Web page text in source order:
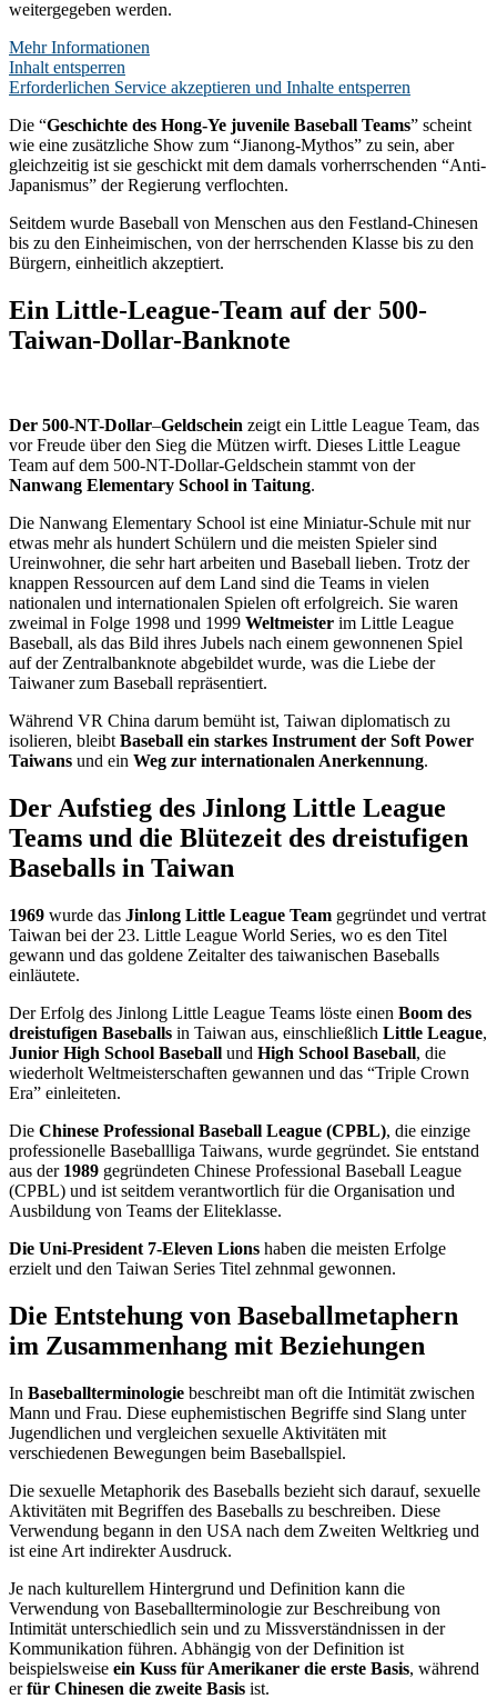
weitergegeben werden.
Mehr Informationen
Inhalt entsperren
Erforderlichen Service akzeptieren und Inhalte entsperren
Die “Geschichte des Hong-Ye juvenile Baseball Teams” scheint
wie eine zusätzliche Show zum “Jianong-Mythos” zu sein, aber
gleichzeitig ist sie geschickt mit dem damals vorherrschenden “Anti-
Japanismus” der Regierung verflochten.
Seitdem wurde Baseball von Menschen aus den Festland-Chinesen
bis zu den Einheimischen, von der herrschenden Klasse bis zu den
Bürgern, einheitlich akzeptiert.
Ein Little-League-Team auf der 500-
Taiwan-Dollar-Banknote
Der 500-NT-Dollar–Geldschein zeigt ein Little League Team, das
vor Freude über den Sieg die Mützen wirft. Dieses Little League
Team auf dem 500-NT-Dollar-Geldschein stammt von der
Nanwang Elementary School in Taitung.
Die Nanwang Elementary School ist eine Miniatur-Schule mit nur
etwas mehr als hundert Schülern und die meisten Spieler sind
Ureinwohner, die sehr hart arbeiten und Baseball lieben. Trotz der
knappen Ressourcen auf dem Land sind die Teams in vielen
nationalen und internationalen Spielen oft erfolgreich. Sie waren
zweimal in Folge 1998 und 1999 Weltmeister im Little League
Baseball, als das Bild ihres Jubels nach einem gewonnenen Spiel
auf der Zentralbanknote abgebildet wurde, was die Liebe der
Taiwaner zum Baseball repräsentiert.
Während VR China darum bemüht ist, Taiwan diplomatisch zu
isolieren, bleibt Baseball ein starkes Instrument der Soft Power
Taiwans und ein Weg zur internationalen Anerkennung.
Der Aufstieg des Jinlong Little League
Teams und die Blütezeit des dreistufigen
Baseballs in Taiwan
1969 wurde das Jinlong Little League Team gegründet und vertrat
Taiwan bei der 23. Little League World Series, wo es den Titel
gewann und das goldene Zeitalter des taiwanischen Baseballs
einläutete.
Der Erfolg des Jinlong Little League Teams löste einen Boom des
dreistufigen Baseballs in Taiwan aus, einschließlich Little League,
Junior High School Baseball und High School Baseball, die
wiederholt Weltmeisterschaften gewannen und das “Triple Crown
Era” einleiteten.
Die Chinese Professional Baseball League (CPBL), die einzige
professionelle Baseballliga Taiwans, wurde gegründet. Sie entstand
aus der 1989 gegründeten Chinese Professional Baseball League
(CPBL) und ist seitdem verantwortlich für die Organisation und
Ausbildung von Teams der Eliteklasse.
Die Uni-President 7-Eleven Lions haben die meisten Erfolge
erzielt und den Taiwan Series Titel zehnmal gewonnen.
Die Entstehung von Baseballmetaphern
im Zusammenhang mit Beziehungen
In Baseballterminologie beschreibt man oft die Intimität zwischen
Mann und Frau. Diese euphemistischen Begriffe sind Slang unter
Jugendlichen und vergleichen sexuelle Aktivitäten mit
verschiedenen Bewegungen beim Baseballspiel.
Die sexuelle Metaphorik des Baseballs bezieht sich darauf, sexuelle
Aktivitäten mit Begriffen des Baseballs zu beschreiben. Diese
Verwendung begann in den USA nach dem Zweiten Weltkrieg und
ist eine Art indirekter Ausdruck.
Je nach kulturellem Hintergrund und Definition kann die
Verwendung von Baseballterminologie zur Beschreibung von
Intimität unterschiedlich sein und zu Missverständnissen in der
Kommunikation führen. Abhängig von der Definition ist
beispielsweise ein Kuss für Amerikaner die erste Basis, während
erfür Chinesen die zweite Basis ist.